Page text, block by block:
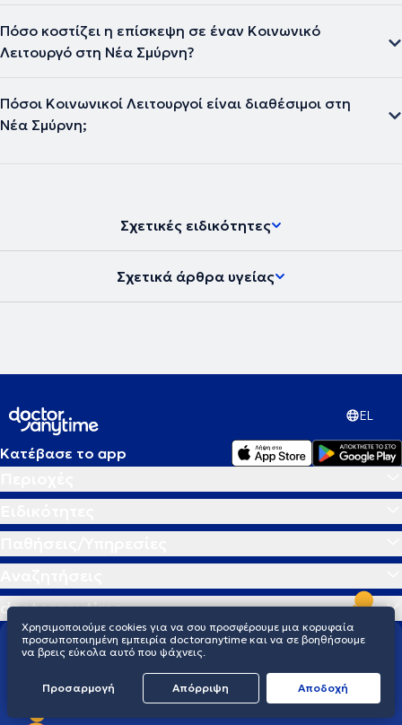
Πόσο κοστίζει η επίσκεψη σε έναν Κοινωνικό
Λειτουργό στη Νέα Σμύρνη?
Πόσοι Κοινωνικοί Λειτουργοί είναι διαθέσιμοι στη
Νέα Σμύρνη;
Σχετικές ειδικότητες
Σχετικά άρθρα υγείας
EL
Κατέβασε το app
doctoranytime
Διαμορφώνουμε το μέλλον της υγείας
παγκοσμίως
ΕλλάδαΒέλγιο ΜεξικόΚολομβίαΕκουαδόρ
Γουατεμάλα
Χρησιμοποιούμε cookies για να σου προσφέρουμε μια κορυφαία
προσωποποιημένη εμπειρία doctoranytime και να σε βοηθήσουμε
να βρεις εύκολα αυτό που ψάχνεις.
Προσαρμογή Απόρριψη Aποδοχή